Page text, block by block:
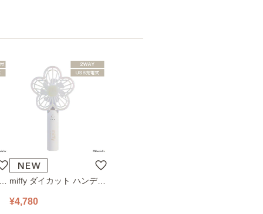
miffy ダイカット ハンディ
ホワイト
¥4,780